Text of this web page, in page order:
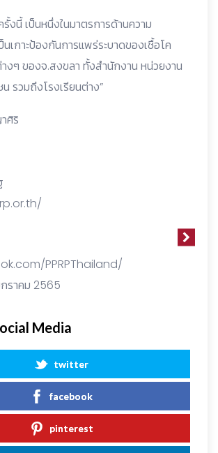
งนี้ เป็นหนึ่งในมาตรการด้านความ
เกาะป้องกันการแพร่ระบาดของเชื้อโค
งๆ ของจ.สงขลา ทั้งสำนักงาน หน่วยงาน
รวมถึงโรงเรียนต่าง”
ศิริ
PPRPThailand/
ราคม 2565
Media
twitter
facebook
pinterest